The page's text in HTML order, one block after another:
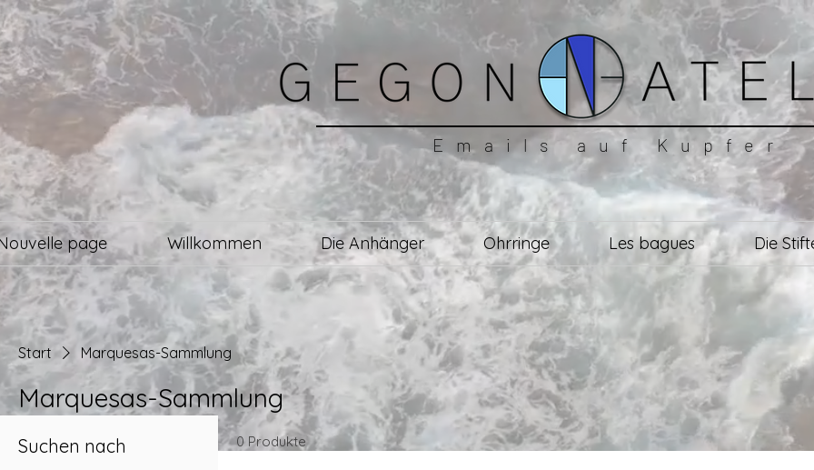
Emails auf Kupfer
page Willkommen Die Anhänger Ohrringe Les bagues Die
Start Marquesas-Sammlung
Marquesas-Sammlung
Suchen nach 0 Produkte